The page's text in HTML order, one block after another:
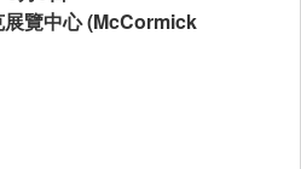
覽中心 (McCormick